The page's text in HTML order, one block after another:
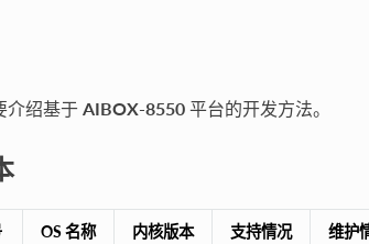
介绍基于 AIBOX-8550平台的开发方法。
OS 名称 内核版本 支持情况 维护